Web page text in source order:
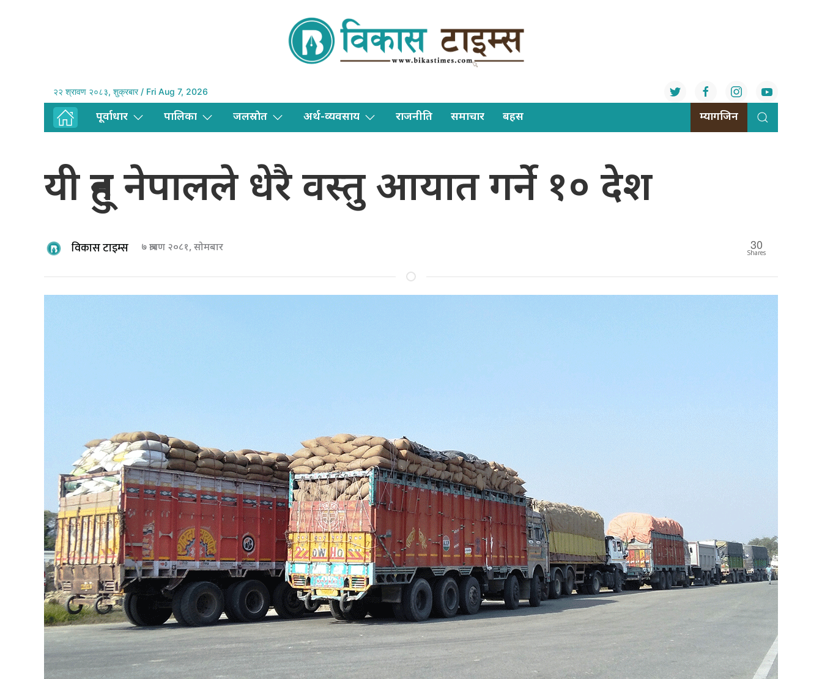
२२ श्रावण २०८३, शुक्रबार / Fri Aug 7, 2026
पूर्वाधार पालिका जलस्राेत अर्थ-व्यवसाय राजनीति समाचार बहस म्यागजिन
यी हुन् नेपालले धेरै वस्तु आयात गर्ने १० देश
विकास टाइम्स ७ श्रावण २०८१, सोमबार 30
Shares